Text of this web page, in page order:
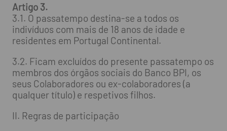
Artigo 3.
3.1. O passatempo destina-se a todos os
indivíduos com mais de 18 anos de idade e
residentes em Portugal Continental.
3.2. Ficam excluídos do presente passatempo os
membros dos órgãos sociais do Banco BPI, os
seus Colaboradores ou ex-colaboradores (a
qualquer título) e respetivos filhos.
II. Regras de participação